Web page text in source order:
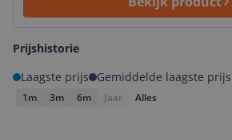
Prijshistorie
Laagste prijs
Gemiddelde laagste prijs
1m 3m 6m Jaar Alles